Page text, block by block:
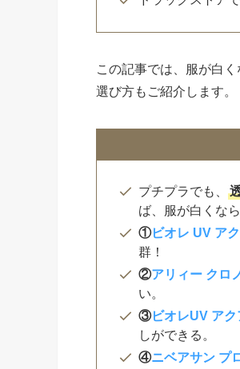
この記事では、服が白
選び方もご紹介します。
プチプラでも、
ば、服が白くな
①ビオレ UV ア
群！
②アリィー クロ
い。
③ビオレUV アク
しができる。
④ニベアサン プ